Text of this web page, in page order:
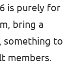
is purely for
bring a
something to
members.